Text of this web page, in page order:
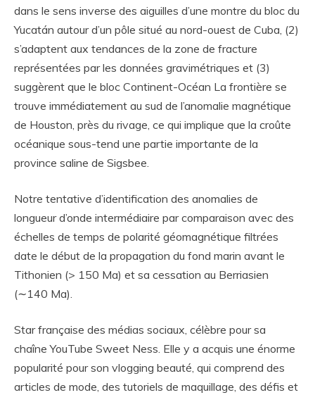
dans le sens inverse des aiguilles d’une montre du bloc du
Yucatán autour d’un pôle situé au nord-ouest de Cuba, (2)
s’adaptent aux tendances de la zone de fracture
représentées par les données gravimétriques et (3)
suggèrent que le bloc Continent-Océan La frontière se
trouve immédiatement au sud de l’anomalie magnétique
de Houston, près du rivage, ce qui implique que la croûte
océanique sous-tend une partie importante de la
province saline de Sigsbee.
Notre tentative d’identification des anomalies de
longueur d’onde intermédiaire par comparaison avec des
échelles de temps de polarité géomagnétique filtrées
date le début de la propagation du fond marin avant le
Tithonien (> 150 Ma) et sa cessation au Berriasien
(∼140 Ma).
Star française des médias sociaux, célèbre pour sa
chaîne YouTube Sweet Ness. Elle y a acquis une énorme
popularité pour son vlogging beauté, qui comprend des
articles de mode, des tutoriels de maquillage, des défis et